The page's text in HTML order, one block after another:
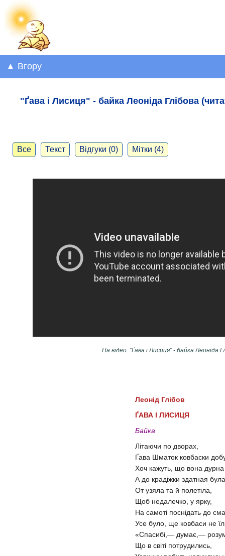
▲ Вгору
"Ґава і Лисиця" - байка Леоніда Глібова
Все Текст Відгуки (0) Мітки (4)
На відео: "Ґава і Лисиця" - байка Леоніда
Леонід Глібов
ҐАВА І ЛИСИЦЯ
Байка
Літаючи по дворах,
Ґава Шматок ковбаски
Хоч кажуть, що вона дурна
А до крадіжки здатная
От узяла та й полетіла,
Щоб недалечко, у ярку,
На самоті поснідать до
Усе було, ще ковбаси не
«Спасибі,— думає,—
Що в світі потрудились,